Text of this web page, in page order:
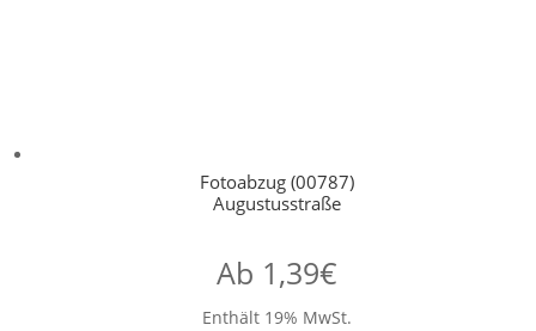
Fotoabzug (00787)
Augustusstraße
Ab 1,39€
Enthält 19% MwSt.